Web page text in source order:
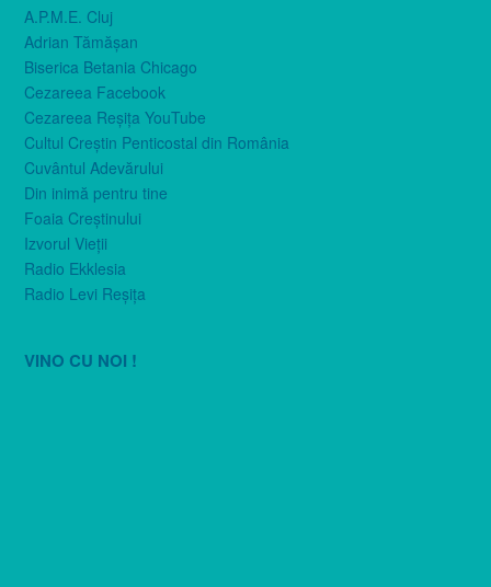
A.P.M.E. Cluj
Adrian Tămăşan
Biserica Betania Chicago
Cezareea Facebook
Cezareea Reşiţa YouTube
Cultul Creştin Penticostal din România
Cuvântul Adevărului
Din inimă pentru tine
Foaia Creştinului
Izvorul Vieţii
Radio Ekklesia
Radio Levi Reşiţa
VINO CU NOI !